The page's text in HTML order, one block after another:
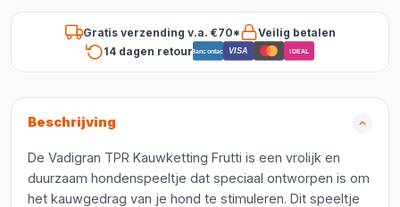
Gratis verzending v.a. €70*
Veilig betalen
14 dagen retourBancontact VISA iDEAL
Beschrijving
De Vadigran TPR Kauwketting Frutti is een vrolijk en
duurzaam hondenspeeltje dat speciaal ontworpen is om
het kauwgedrag van je hond te stimuleren. Dit speeltje